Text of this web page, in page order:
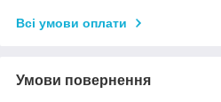
Всі умови оплати
Умови повернення